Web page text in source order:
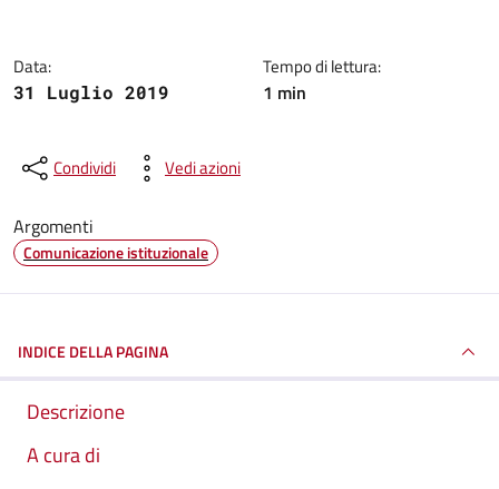
Data:
31 Luglio 2019
Tempo di lettura:
1 min
Condividi Vedi azioni
Argomenti
Comunicazione istituzionale
INDICE DELLA PAGINA
Descrizione
A cura di